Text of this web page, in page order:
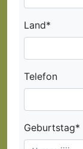
Land*
Telefon
Geburtstag*